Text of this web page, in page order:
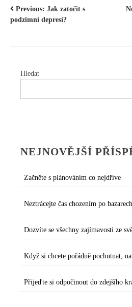
NAVIGACE
PRO
Previous: Jak zatočit s
podzimní depresí?
Hledat
NEJNOVĚJŠÍ
Začněte s plánováním co nejdříve
Neztrácejte čas chozením po bazarech
Dozvíte se všechny zajímavosti ze
Když si chcete pořádně pochutnat,
Přijeďte si odpočinout do zdejšího